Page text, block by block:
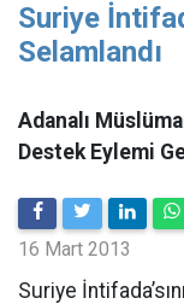
Suriye
Selamlandı
Adanalı
Destek Eylemi
16 Mart 2013
Suriye